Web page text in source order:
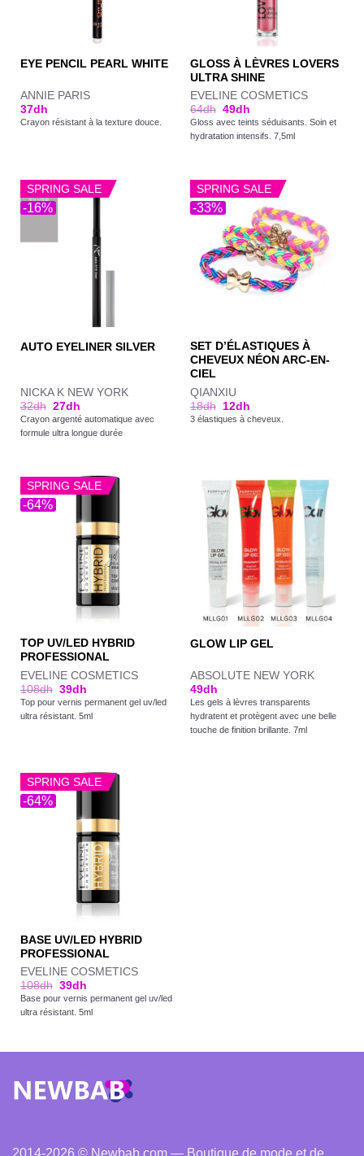
EYE PENCIL PEARL WHITE
ANNIE PARIS
37dh
Crayon résistant à la texture douce.
GLOSS À LÈVRES LOVERS
ULTRA SHINE
EVELINE COSMETICS
64dh 49dh
Gloss avec teints séduisants. Soin et
hydratation intensifs. 7,5ml
-16%
SPRING SALE
AUTO EYELINER SILVER
NICKA K NEW YORK
32dh 27dh
Crayon argenté automatique avec
formule ultra longue durée
-33%
SPRING SALE
SET D’ÉLASTIQUES À
CHEVEUX NÉON ARC-EN-
CIEL
QIANXIU
18dh 12dh
3 élastiques à cheveux.
-64%
SPRING SALE
TOP UV/LED HYBRID
PROFESSIONAL
EVELINE COSMETICS
108dh 39dh
Top pour vernis permanent gel uv/led
ultra résistant. 5ml
GLOW LIP GEL
ABSOLUTE NEW YORK
49dh
Les gels à lèvres transparents
hydratent et protègent avec une belle
touche de finition brillante. 7ml
-64%
SPRING SALE
BASE UV/LED HYBRID
PROFESSIONAL
EVELINE COSMETICS
108dh 39dh
Base pour vernis permanent gel uv/led
ultra résistant. 5ml
2014-2026 © Newbab.com — Boutique de mode et de